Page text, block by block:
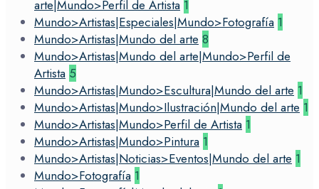
arte|Mundo>Perfil de Artista 1
Mundo>Artistas|Especiales|Mundo>Fotografía 1
Mundo>Artistas|Mundo del arte 8
Mundo>Artistas|Mundo del arte|Mundo>Perfil de
Artista 5
Mundo>Artistas|Mundo>Escultura|Mundo del arte 1
Mundo>Artistas|Mundo>Ilustración|Mundo del arte 1
Mundo>Artistas|Mundo>Perfil de Artista 1
Mundo>Artistas|Mundo>Pintura 1
Mundo>Artistas|Noticias>Eventos|Mundo del arte 1
Mundo>Fotografía 1